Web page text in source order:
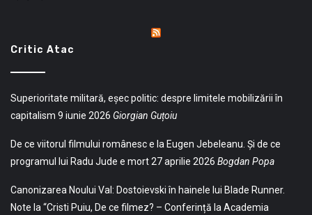
Critic Atac
Superioritate militară, eșec politic: despre limitele mobilizării în
capitalism 9 iunie 2026 Giorgian Guțoiu
De ce viitorul filmului românesc e la Eugen Jebeleanu. Și de ce
programul lui Radu Jude e mort27 aprilie 2026 Bogdan Popa
Canonizarea Noului Val: Dostoievski în hainele lui Blade Runner.
Note la “Cristi Puiu, De ce filmez? – Conferință la Academia